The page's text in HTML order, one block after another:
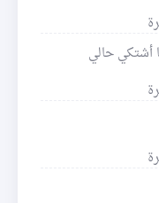
أشتكي حالي